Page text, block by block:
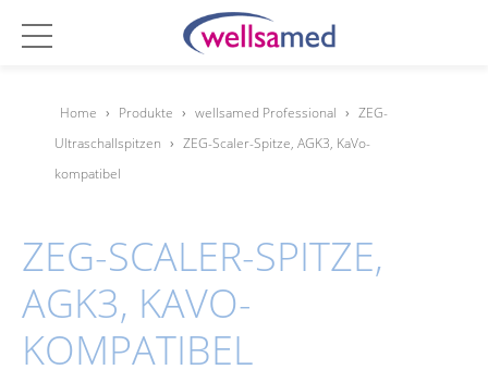
Home › Produkte › wellsamed Professional › ZEG-
Ultraschallspitzen › ZEG-Scaler-Spitze, AGK3, KaVo-
kompatibel
ZEG-SCALER-SPITZE,
AGK3, KAVO-
KOMPATIBEL